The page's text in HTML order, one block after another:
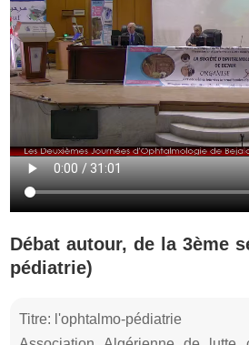
Débat autour, de la 3ème
pédiatrie)
Titre: l'ophtalmo-pédiatrie